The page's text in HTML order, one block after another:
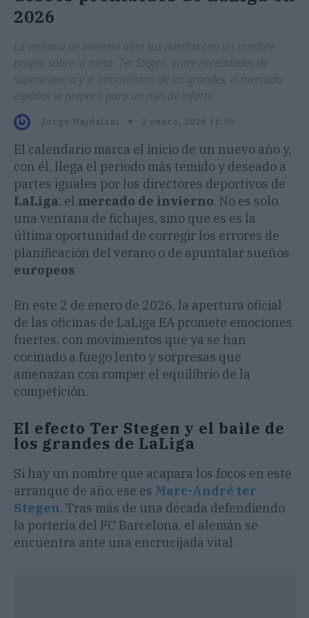
2026
La ventana de invierno abre sus puertas con un nombre
propio sobre la mesa: Ter Stegen. Entre necesidades de
supervivencia y el inmovilismo de los grandes, el mercado
español se prepara para un mes de infarto.
Jorge Majdalani 2 enero, 2026 11:00
El calendario marca el inicio de un nuevo año y,
con él, llega el periodo más temido y deseado a
partes iguales por los directores deportivos de
LaLiga: el mercado de invierno. No es solo
una ventana de fichajes, sino que es es la
última oportunidad de corregir los errores de
planificación del verano o de apuntalar sueños
europeos.
En este 2 de enero de 2026, la apertura oficial
de las oficinas de LaLiga EA promete emociones
fuertes, con movimientos que ya se han
cocinado a fuego lento y sorpresas que
amenazan con romper el equilibrio de la
competición.
​El efecto Ter Stegen y el baile de
los grandes de LaLiga
​Si hay un nombre que acapara los focos en este
arranque de año, ese es Marc-André ter
Stegen. Tras más de una década defendiendo
la portería del FC Barcelona, el alemán se
encuentra ante una encrucijada vital.